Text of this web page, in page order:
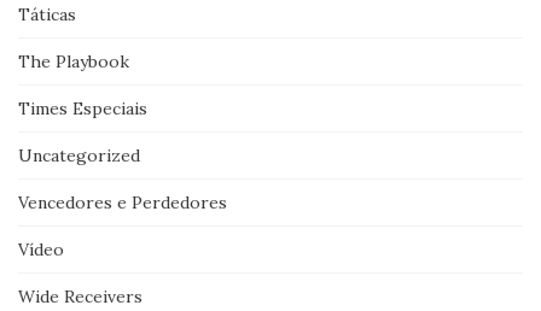
Táticas
The Playbook
Times Especiais
Uncategorized
Vencedores e Perdedores
Vídeo
Wide Receivers